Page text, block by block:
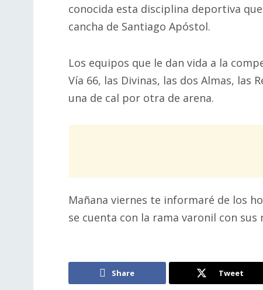
conocida esta disciplina deportiva
cancha de Santiago Apóstol.
Los equipos que le dan vida a la
Vía 66, las Divinas, las dos Almas, las
una de cal por otra de arena.
Mañana viernes te informaré de los
se cuenta con la rama varonil con sus
Share Tweet